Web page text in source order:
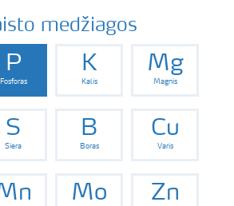
medžiagos
P
Fosforas
K
Kalis
Mg
Magnis
S
Siera
B
Boras
Cu
Varis
Mo Zn